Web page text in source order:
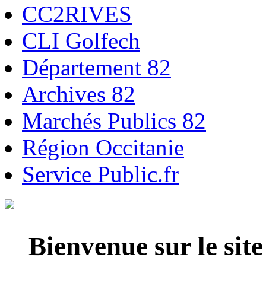
CC2RIVES
CLI Golfech
Département 82
Archives 82
Marchés Publics 82
Région Occitanie
Service Public.fr
Bienvenue sur le